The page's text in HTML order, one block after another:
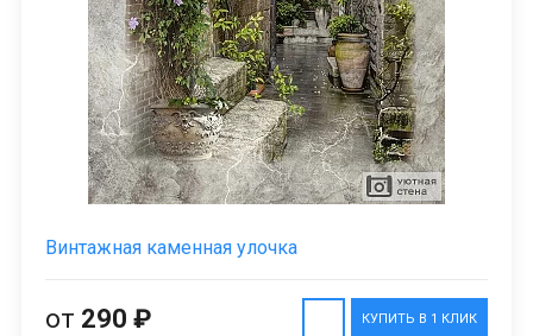
Винтажная каменная улочка
КУПИТЬ В 1 КЛИК
от 290 ₽